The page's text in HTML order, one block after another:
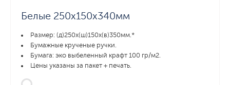
Белые 250х150х340мм
Размер: (д)250х(ш)150х(в)350мм.*
Бумажные крученые ручки.
Бумага: эко выбеленный крафт 100 гр/м2.
Цены указаны за пакет + печать.